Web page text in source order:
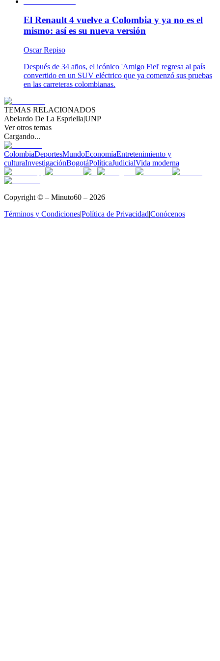
El Renault 4 vuelve a Colombia y ya no es el
mismo: así es su nueva versión
Oscar Repiso
Después de 34 años, el icónico 'Amigo Fiel' regresa al país
convertido en un SUV eléctrico que ya comenzó sus pruebas
en las carreteras colombianas.
TEMAS RELACIONADOS
Abelardo De La Espriella|UNP
Ver otros temas
Cargando...
ColombiaDeportesMundoEconomíaEntretenimiento y
culturaInvestigaciónBogotáPolíticaJudicialVida moderna
Copyright © – Minuto60 – 2026
Términos y Condiciones|Política de Privacidad|Conócenos